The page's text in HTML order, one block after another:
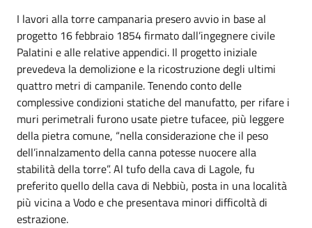
I lavori alla torre campanaria presero avvio in base al
progetto 16 febbraio 1854 firmato dall’ingegnere civile
Palatini e alle relative appendici. Il progetto iniziale
prevedeva la demolizione e la ricostruzione degli ultimi
quattro metri di campanile. Tenendo conto delle
complessive condizioni statiche del manufatto, per rifare i
muri perimetrali furono usate pietre tufacee, più leggere
della pietra comune, “nella considerazione che il peso
dell’innalzamento della canna potesse nuocere alla
stabilità della torre”. Al tufo della cava di Lagole, fu
preferito quello della cava di Nebbiù, posta in una località
più vicina a Vodo e che presentava minori difficoltà di
estrazione.